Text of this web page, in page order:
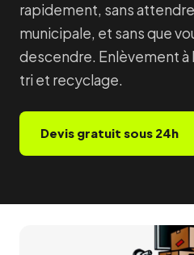
rapidement, sans
municipale, et sans que
descendre. Enlèvement à
tri et recyclage.
Devis gratuit sous 24h